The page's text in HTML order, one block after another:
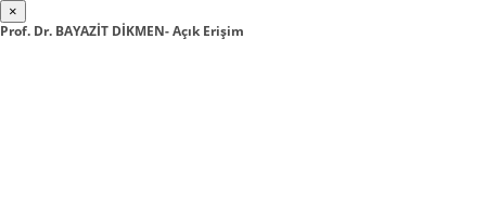
×
Prof. Dr. BAYAZİT DİKMEN- Açık Erişim